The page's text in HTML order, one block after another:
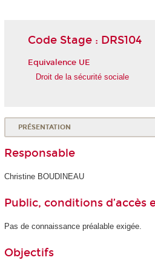
Code Stage : DRS104
Equivalence UE
Droit de la sécurité sociale
PRÉSENTATION
Responsable
Christine BOUDINEAU
Public, conditions d’accès
Pas de connaissance préalable exigée.
Objectifs